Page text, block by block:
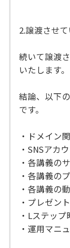
2.譲渡させ
続いて譲渡
いたします。
結論、以下
です。
・ドメイン
・SNSアカ
・各講義の
・各講義の
・各講義の
・プレゼン
・Lステッ
・運用マニ